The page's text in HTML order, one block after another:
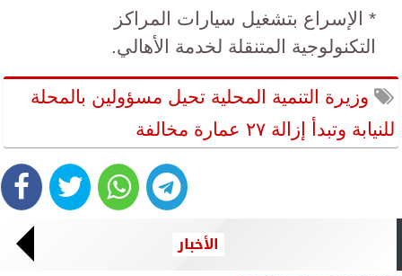
* الإسراع بتشغيل سيارات المراكز
التكنولوجية المتنقلة لخدمة الأهالي.
وزيرة التنمية المحلية تحيل مسؤولين بالمحلة
للنيابة وتبدأ إزالة ٢٧ عمارة مخالفة
الأخبار